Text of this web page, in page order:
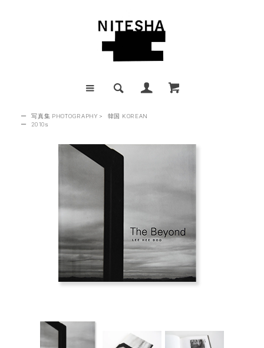
ー 写真集 PHOTOGRAPHY >
韓国 KOREAN
ー
2010s